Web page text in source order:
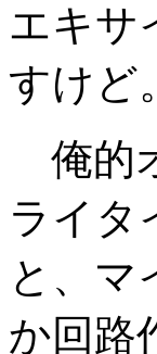
エキサ
すけど。
俺的
ライタ
と、マ
か回路